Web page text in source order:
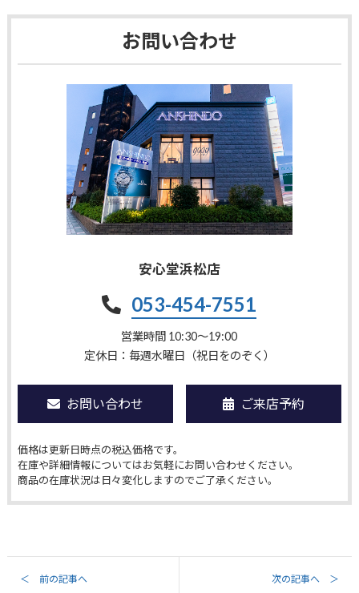
お問い合わせ
安心堂浜松店
053-454-7551
営業時間 10:30〜19:00
定休日：毎週水曜日（祝日をのぞく）
お問い合わせ ご来店予約
価格は更新日時点の税込価格です。
在庫や詳細情報についてはお気軽にお問い合わせください。
商品の在庫状況は日々変化しますのでご了承ください。
＜ 前の記事へ 次の記事へ ＞